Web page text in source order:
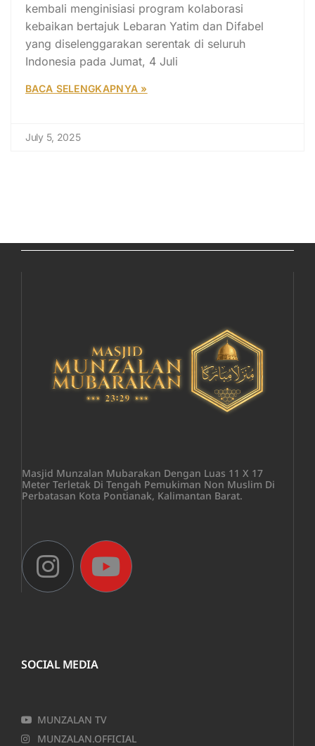
kembali menginisiasi program kolaborasi
kebaikan bertajuk Lebaran Yatim dan Difabel
yang diselenggarakan serentak di seluruh
Indonesia pada Jumat, 4 Juli
BACA SELENGKAPNYA »
July 5, 2025
Masjid Munzalan Mubarakan Dengan Luas 11 X 17
Meter Terletak Di Tengah Pemukiman Non Muslim Di
Perbatasan Kota Pontianak, Kalimantan Barat.
SOCIAL MEDIA
MUNZALAN TV
MUNZALAN.OFFICIAL